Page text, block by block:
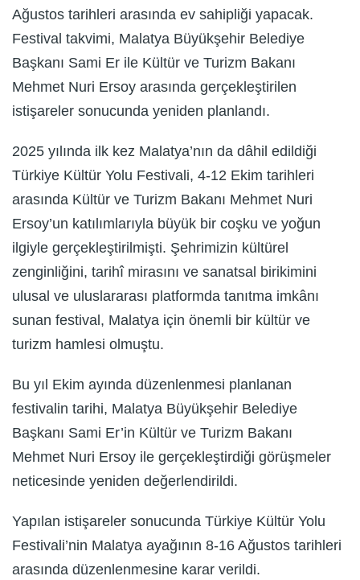
Ağustos tarihleri arasında ev sahipliği yapacak.
Festival takvimi, Malatya Büyükşehir Belediye
Başkanı Sami Er ile Kültür ve Turizm Bakanı
Mehmet Nuri Ersoy arasında gerçekleştirilen
istişareler sonucunda yeniden planlandı.
2025 yılında ilk kez Malatya’nın da dâhil edildiği
Türkiye Kültür Yolu Festivali, 4-12 Ekim tarihleri
arasında Kültür ve Turizm Bakanı Mehmet Nuri
Ersoy’un katılımlarıyla büyük bir coşku ve yoğun
ilgiyle gerçekleştirilmişti. Şehrimizin kültürel
zenginliğini, tarihî mirasını ve sanatsal birikimini
ulusal ve uluslararası platformda tanıtma imkânı
sunan festival, Malatya için önemli bir kültür ve
turizm hamlesi olmuştu.
Bu yıl Ekim ayında düzenlenmesi planlanan
festivalin tarihi, Malatya Büyükşehir Belediye
Başkanı Sami Er’in Kültür ve Turizm Bakanı
Mehmet Nuri Ersoy ile gerçekleştirdiği görüşmeler
neticesinde yeniden değerlendirildi.
Yapılan istişareler sonucunda Türkiye Kültür Yolu
Festivali’nin Malatya ayağının 8-16 Ağustos tarihleri
arasında düzenlenmesine karar verildi.